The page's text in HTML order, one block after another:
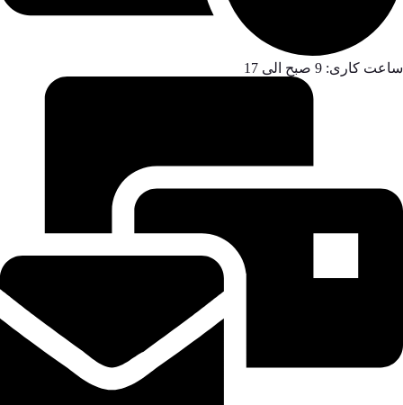
ساعت کاری: 9 صبح الی 17